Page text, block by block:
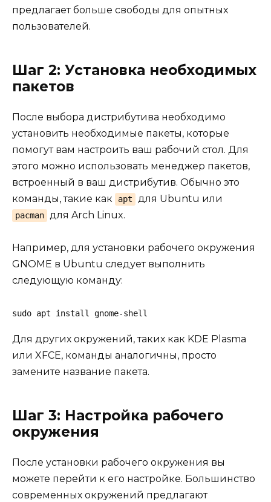
предлагает больше свободы для опытных
пользователей.
Шаг 2: Установка необходимых
пакетов
После выбора дистрибутива необходимо
установить необходимые пакеты, которые
помогут вам настроить ваш рабочий стол. Для
этого можно использовать менеджер пакетов,
встроенный в ваш дистрибутив. Обычно это
команды, такие как
apt для Ubuntu или
pacman для Arch Linux.
Например, для установки рабочего окружения
GNOME в Ubuntu следует выполнить
следующую команду:
sudo apt install gnome-shell
Для других окружений, таких как KDE Plasma
или XFCE, команды аналогичны, просто
замените название пакета.
Шаг 3: Настройка рабочего
окружения
После установки рабочего окружения вы
можете перейти к его настройке. Большинство
современных окружений предлагают